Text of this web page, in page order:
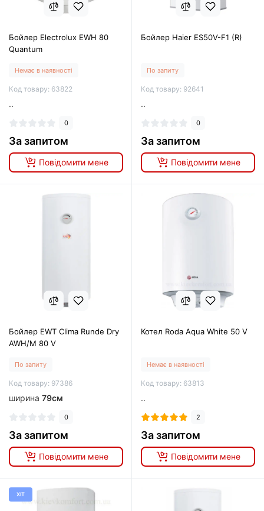
Бойлер Electrolux EWH 80
Quantum
Немає в наявності
Код товару: 63822
..
0
За запитом
Повідомити мене
Бойлер Haier ES50V-F1 (R)
По запиту
Код товару: 92641
..
0
За запитом
Повідомити мене
Бойлер EWT Clima Runde Dry
AWH/M 80 V
По запиту
Код товару: 97386
ширина 79см
0
За запитом
Повідомити мене
Котел Roda Aqua White 50 V
Немає в наявності
Код товару: 63813
..
2
За запитом
Повідомити мене
ХІТ